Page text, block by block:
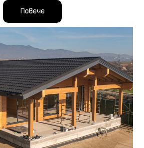
Повече